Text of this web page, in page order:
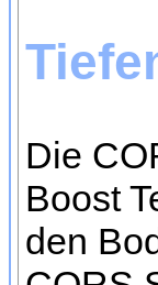
Die
Boost
den